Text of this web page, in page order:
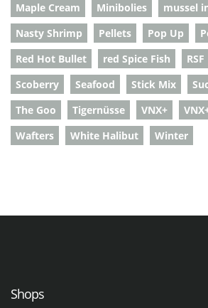
Maple Cream
Minibolies mussel
Nasty Shrimp
Pellets Pop Up
Red Hot Bullet
red Spice Fish RSF
Scoberry
Seafood Stick Mix
The Goo
Tigernüsse VNX+
Wafters
White Halibut Winter
Shops